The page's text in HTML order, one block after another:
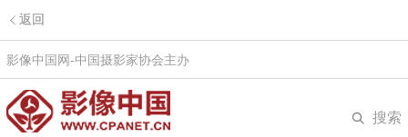
返回
影像中国网-中国摄影家协会主办
搜索